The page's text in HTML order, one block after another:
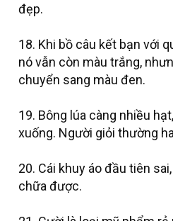
đẹp.
18. Khi bồ câu kết bạn với
nó vẫn còn màu trắng,
chuyển sang màu đen.
19. Bông lúa càng nhiều
xuống. Người giỏi thường
20. Cái khuy áo đầu tiên
chữa được.